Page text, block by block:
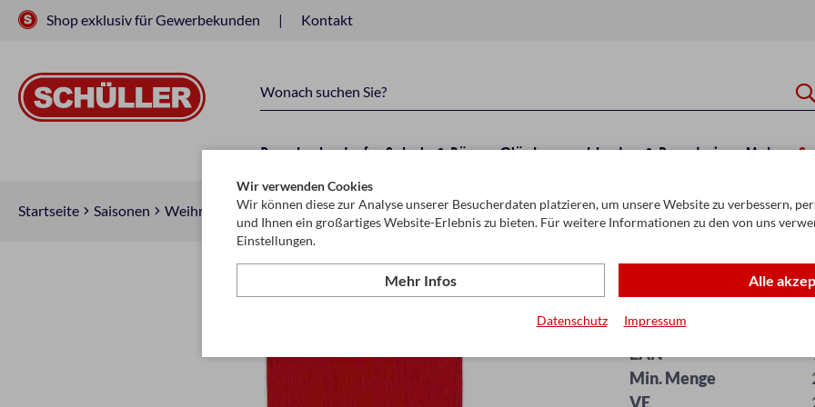
Shop exklusiv für Gewerbekunden Kontakt
Raucherbedarf Schule & Büro Glückwunschkarten & Papeterie Mehr
Startseite Saisonen Weihnachten Säcke
Krepp
Artikel-Nr.
EAN
Min. Menge
VE
Wir verwenden Cookies
Wir können diese zur Analyse unserer Besucherdaten platzieren, um unsere Website zu verbessern,
und Ihnen ein großartiges Website-Erlebnis zu bieten. Für weitere Informationen zu den von uns
Einstellungen.
Mehr Infos Alle
Datenschutz Impressum